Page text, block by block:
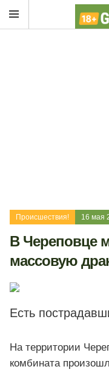
Происшествия! 16 мая
В Череповце
массовую
Есть
На территории
комбината